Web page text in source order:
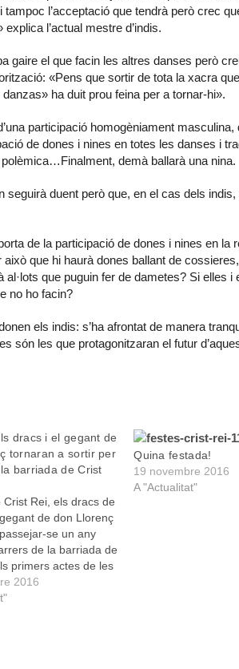
l’acceptació que tendrà però crec
l’actual mestre d’indis.
gaire el que facin les altres danses però
«Pens que sortir de tota la xacra
ha duit prou feina per a tornar-hi».
participació homogèniament masculina,
de dones i nines en totes les danses i
demà ballarà una nina.
duent però que, en el cas dels indis,
de la participació de dones i nines en la
que hi haurà dones ballant de
que puguin fer de dametes? Si elles i
no ho facin?
els indis: s’ha afrontat de manera
són les que protagonitzaran el futur
dracs i el gegant de
tornaran a sortir per
barriada de Crist
Crist Rei, els dracs de
de don Llorenç
se un any
de la barriada de
primers actes de les
populars
per l’Associació de
2016
Quina festada!
19 novembre 2016
A "Actualitat"